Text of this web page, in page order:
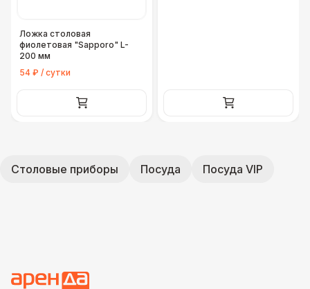
Ложка столовая
фиолетовая "Sapporo" L-
200 мм
54 ₽ / сутки
Столовые приборы Посуда Посуда VIP